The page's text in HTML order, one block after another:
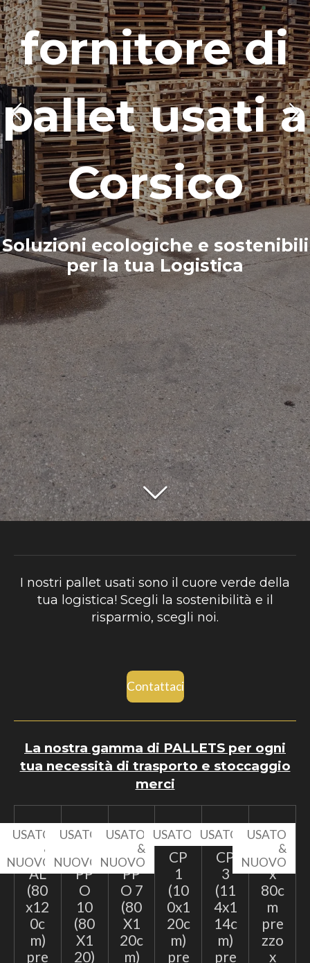
fornitore di
pallet usatia
Corsico
Soluzioni ecologiche e sostenibili
per la tua Logistica
I nostri pallet usati sono il cuore verde della
tua logistica! Scegli la sostenibilità e il
risparmio, scegli noi.
Contattaci
La nostra gamma di PALLETS per ogni
tua necessità di trasporto e stoccaggio
merci
USATO
&
NUOVO
EP
AL
(80
x12
0c
m)
pre
USATO
NUOVO
TA
PP
O
10
(80
X1
20)
USATO
&
NUOVO
TA
PP
O 7
(80
X1
20c
m)
USATO
CP
1
(10
0x1
20c
m)
pre
USATO
CP
3
(11
4x1
14c
m)
pre
USATO
&
NUOVO
60
x
80c
m
pre
zzo
x